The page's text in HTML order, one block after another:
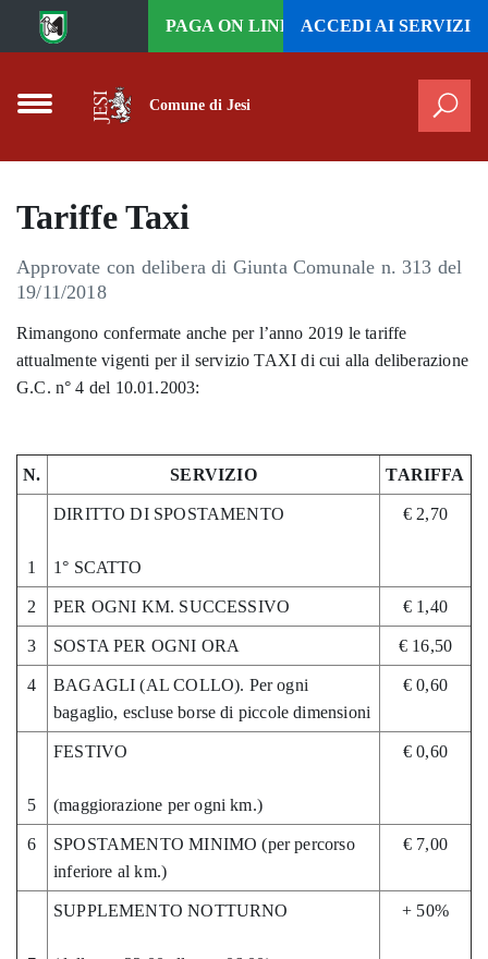
Vai al contenuto principale
PAGA ON LINE
ACCEDI AI SERVIZI
Comune di Jesi
Tariffe Taxi
Approvate con delibera di Giunta Comunale n. 313 del
19/11/2018
Rimangono confermate anche per l’anno 2019 le tariffe
attualmente vigenti per il servizio TAXI di cui alla deliberazione
G.C. n° 4 del 10.01.2003:
N. SERVIZIO TARIFFA
1
DIRITTO DI SPOSTAMENTO
1° SCATTO
€ 2,70
2 PER OGNI KM. SUCCESSIVO € 1,40
3 SOSTA PER OGNI ORA € 16,50
4
BAGAGLI (AL COLLO). Per ogni
bagaglio, escluse borse di piccole dimensioni
€ 0,60
5
FESTIVO
(maggiorazione per ogni km.)
€ 0,60
6
SPOSTAMENTO MINIMO (per percorso
inferiore al km.)
€ 7,00
SUPPLEMENTO NOTTURNO + 50%